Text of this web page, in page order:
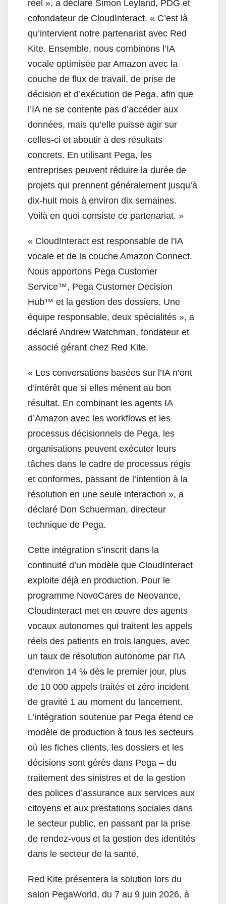
réel », a déclaré Simon Leyland, PDG et
cofondateur de CloudInteract. « C’est là
qu’intervient notre partenariat avec Red
Kite. Ensemble, nous combinons l’IA
vocale optimisée par Amazon avec la
couche de flux de travail, de prise de
décision et d’exécution de Pega, afin que
l’IA ne se contente pas d’accéder aux
données, mais qu’elle puisse agir sur
celles-ci et aboutir à des résultats
concrets. En utilisant Pega, les
entreprises peuvent réduire la durée de
projets qui prennent généralement jusqu’à
dix-huit mois à environ dix semaines.
Voilà en quoi consiste ce partenariat. »
« CloudInteract est responsable de l'IA
vocale et de la couche Amazon Connect.
Nous apportons Pega Customer
Service™, Pega Customer Decision
Hub™ et la gestion des dossiers. Une
équipe responsable, deux spécialités », a
déclaré Andrew Watchman, fondateur et
associé gérant chez Red Kite.
« Les conversations basées sur l’IA n’ont
d’intérêt que si elles mènent au bon
résultat. En combinant les agents IA
d’Amazon avec les workflows et les
processus décisionnels de Pega, les
organisations peuvent exécuter leurs
tâches dans le cadre de processus régis
et conformes, passant de l’intention à la
résolution en une seule interaction », a
déclaré Don Schuerman, directeur
technique de Pega.
Cette intégration s’inscrit dans la
continuité d’un modèle que CloudInteract
exploite déjà en production. Pour le
programme NovoCares de Neovance,
CloudInteract met en œuvre des agents
vocaux autonomes qui traitent les appels
réels des patients en trois langues, avec
un taux de résolution autonome par l'IA
d'environ 14 % dès le premier jour, plus
de 10 000 appels traités et zéro incident
de gravité 1 au moment du lancement.
L’intégration soutenue par Pega étend ce
modèle de production à tous les secteurs
où les fiches clients, les dossiers et les
décisions sont gérés dans Pega – du
traitement des sinistres et de la gestion
des polices d’assurance aux services aux
citoyens et aux prestations sociales dans
le secteur public, en passant par la prise
de rendez-vous et la gestion des identités
dans le secteur de la santé.
Red Kite présentera la solution lors du
salon PegaWorld, du 7 au 9 juin 2026, à